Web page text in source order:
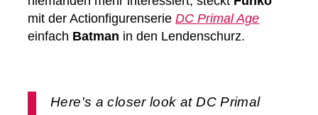
mit der Actionfigurenserie DC Primal Age
einfach Batman in den Lendenschurz.
Here's a closer look at DC Primal